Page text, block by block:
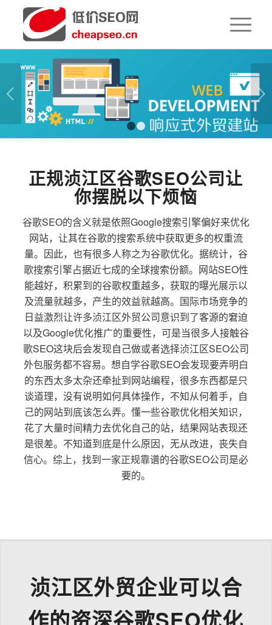
下一页
1 2
正规浈江区谷歌SEO公司让
你摆脱以下烦恼
谷歌SEO的含义就是依照Google搜索引擎偏好来优化
网站，让其在谷歌的搜索系统中获取更多的权重流
量。因此，也有很多人称之为谷歌优化。据统计，谷
歌搜索引擎占据近七成的全球搜索份额。网站SEO性
能越好，积累到的谷歌权重越多，获取的曝光展示以
及流量就越多，产生的效益就越高。国际市场竞争的
日益激烈让许多浈江区外贸公司意识到了客源的窘迫
以及Google优化推广的重要性，可是当很多人接触谷
歌SEO这块后会发现自己做或者选择浈江区SEO公司
外包服务都不容易。想自学谷歌SEO会发现要弄明白
的东西太多太杂还牵扯到网站编程，很多东西都是只
谈道理，没有说明如何具体操作，不知从何着手，自
己的网站到底该怎么弄。懂一些谷歌优化相关知识，
花了大量时间精力去优化自己的站，结果网站表现还
是很差。不知道到底是什么原因，无从改进，丧失自
信心。综上，找到一家正规靠谱的谷歌SEO公司是必
要的。
浈江区外贸企业可以合